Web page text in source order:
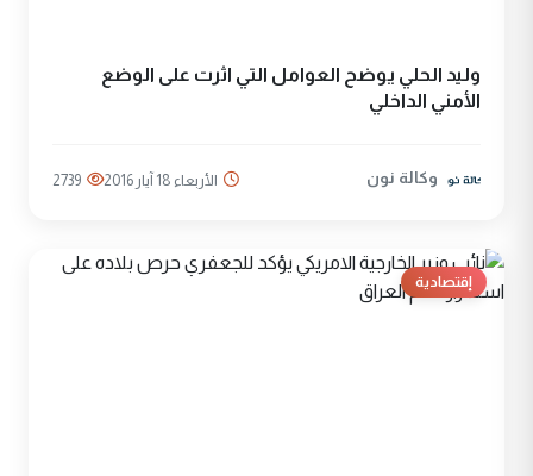
وليد الحلي يوضح العوامل التي اثرت على الوضع
الأمني الداخلي
وكالة نون الأربعاء 18 آيار 2016 2739
إقتصادية